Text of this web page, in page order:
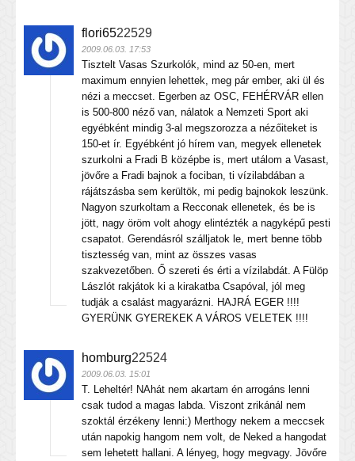
flori6522529
2009.06.03. 17:53
Tisztelt Vasas Szurkolók, mind az 50-en, mert
maximum ennyien lehettek, meg pár ember, aki ül és
nézi a meccset. Egerben az OSC, FEHÉRVÁR ellen
is 500-800 néző van, nálatok a Nemzeti Sport aki
egyébként mindig 3-al megszorozza a nézőiteket is
150-et ír. Egyébként jó hírem van, megyek ellenetek
szurkolni a Fradi B középbe is, mert utálom a Vasast,
jövőre a Fradi bajnok a fociban, ti vízilabdában a
rájátszásba sem kerültök, mi pedig bajnokok leszünk.
Nagyon szurkoltam a Recconak ellenetek, és be is
jött, nagy öröm volt ahogy elintézték a nagyképű pesti
csapatot. Gerendásról szálljatok le, mert benne több
tisztesség van, mint az összes vasas
szakvezetőben. Ő szereti és érti a vízilabdát. A Fülöp
Lászlót rakjátok ki a kirakatba Csapóval, jól meg
tudják a csalást magyarázni. HAJRÁ EGER !!!!
GYERÜNK GYEREKEK A VÁROS VELETEK !!!!
homburg22524
2009.06.03. 15:01
T. Leheltér! NAhát nem akartam én arrogáns lenni
csak tudod a magas labda. Viszont zrikánál nem
szoktál érzékeny lenni:) Merthogy nekem a meccsek
után napokig hangom nem volt, de Neked a hangodat
sem lehetett hallani. A lényeg, hogy megvagy. Jövőre